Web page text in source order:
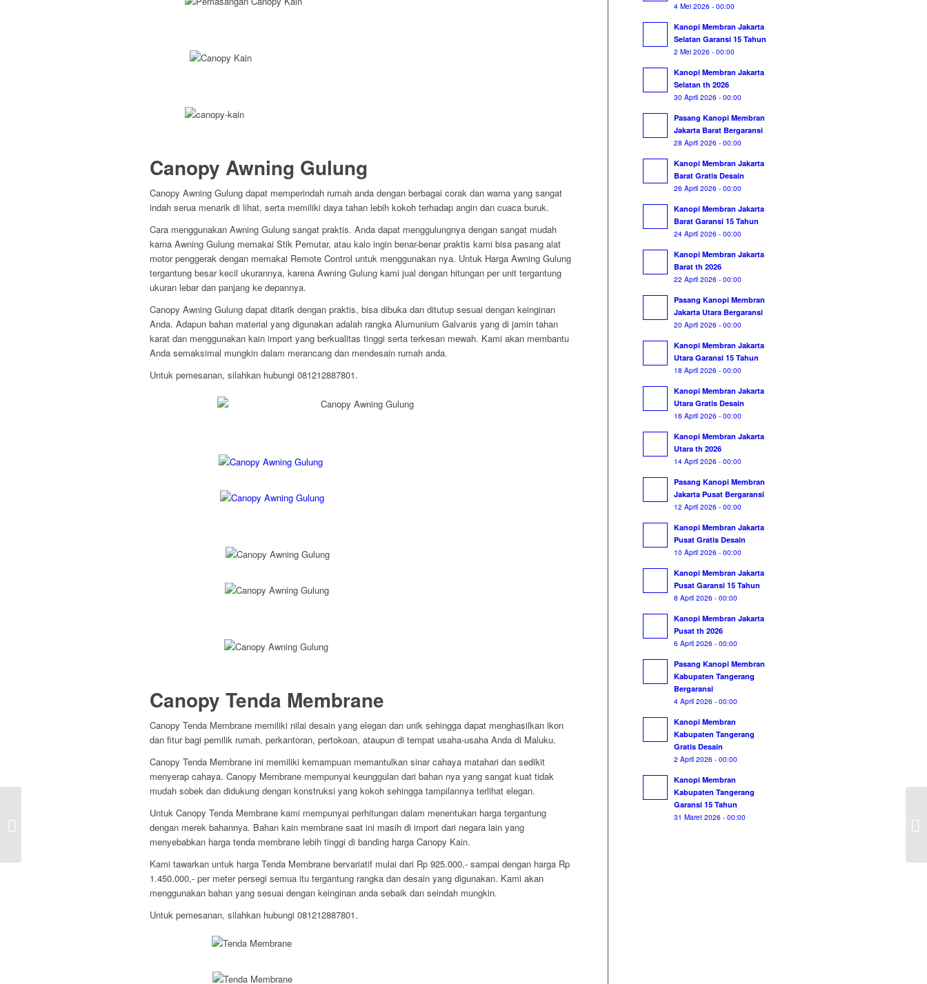
Canopy Awning Gulung
Canopy Awning Gulung dapat memperindah rumah anda dengan berbagai corak dan warna yang sangat
indah serua menarik di lihat, serta memiliki daya tahan lebih kokoh terhadap angin dan cuaca buruk.
Cara menggunakan Awning Gulung sangat praktis. Anda dapat menggulungnya dengan sangat mudah
karna Awning Gulung memakai Stik Pemutar, atau kalo ingin benar-benar praktis kami bisa pasang alat
motor penggerak dengan memakai Remote Control untuk menggunakan nya. Untuk Harga Awning Gulung
tergantung besar kecil ukurannya, karena Awning Gulung kami jual dengan hitungan per unit tergantung
ukuran lebar dan panjang ke depannya.
Canopy Awning Gulung dapat ditarik dengan praktis, bisa dibuka dan ditutup sesuai dengan keinginan
Anda. Adapun bahan material yang digunakan adalah rangka Alumunium Galvanis yang di jamin tahan
karat dan menggunakan kain import yang berkualitas tinggi serta terkesan mewah. Kami akan membantu
Anda semaksimal mungkin dalam merancang dan mendesain rumah anda.
Untuk pemesanan, silahkan hubungi 081212887801.
Canopy Tenda Membrane
Canopy Tenda Membrane memiliki nilai desain yang elegan dan unik sehingga dapat menghasilkan ikon
dan fitur bagi pemilik rumah, perkantoran, pertokoan, ataupun di tempat usaha-usaha Anda di Maluku.
Canopy Tenda Membrane ini memiliki kemampuan memantulkan sinar cahaya matahari dan sedikit
menyerap cahaya. Canopy Membrane mempunyai keunggulan dari bahan nya yang sangat kuat tidak
mudah sobek dan didukung dengan konstruksi yang kokoh sehingga tampilannya terlihat elegan.
Untuk Canopy Tenda Membrane kami mempunyai perhitungan dalam menentukan harga tergantung
dengan merek bahannya. Bahan kain membrane saat ini masih di import dari negara lain yang
menyebabkan harga tenda membrane lebih tinggi di banding harga Canopy Kain.
Kami tawarkan untuk harga Tenda Membrane bervariatif mulai dari Rp 925.000,- sampai dengan harga Rp
1.450.000,- per meter persegi semua itu tergantung rangka dan desain yang digunakan. Kami akan
menggunakan bahan yang sesuai dengan keinginan anda sebaik dan seindah mungkin.
Untuk pemesanan, silahkan hubungi 081212887801.
4 Mei 2026 - 00:00
Kanopi Membran Jakarta
Selatan Garansi 15 Tahun
2 Mei 2026 - 00:00
Kanopi Membran Jakarta
Selatan th 2026
30 April 2026 - 00:00
Pasang Kanopi Membran
Jakarta Barat Bergaransi
28 April 2026 - 00:00
Kanopi Membran Jakarta
Barat Gratis Desain
26 April 2026 - 00:00
Kanopi Membran Jakarta
Barat Garansi 15 Tahun
24 April 2026 - 00:00
Kanopi Membran Jakarta
Barat th 2026
22 April 2026 - 00:00
Pasang Kanopi Membran
Jakarta Utara Bergaransi
20 April 2026 - 00:00
Kanopi Membran Jakarta
Utara Garansi 15 Tahun
18 April 2026 - 00:00
Kanopi Membran Jakarta
Utara Gratis Desain
16 April 2026 - 00:00
Kanopi Membran Jakarta
Utara th 2026
14 April 2026 - 00:00
Pasang Kanopi Membran
Jakarta Pusat Bergaransi
12 April 2026 - 00:00
Kanopi Membran Jakarta
Pusat Gratis Desain
10 April 2026 - 00:00
Kanopi Membran Jakarta
Pusat Garansi 15 Tahun
8 April 2026 - 00:00
Kanopi Membran Jakarta
Pusat th 2026
6 April 2026 - 00:00
Pasang Kanopi Membran
Kabupaten Tangerang
Bergaransi
4 April 2026 - 00:00
Kanopi Membran
Kabupaten Tangerang
Gratis Desain
2 April 2026 - 00:00
Kanopi Membran
Kabupaten Tangerang
Garansi 15 Tahun
31 Maret 2026 - 00:00